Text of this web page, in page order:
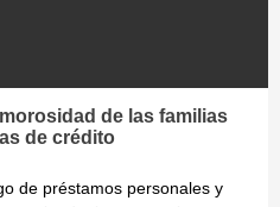
de las familias
de crédito
de préstamos personales y